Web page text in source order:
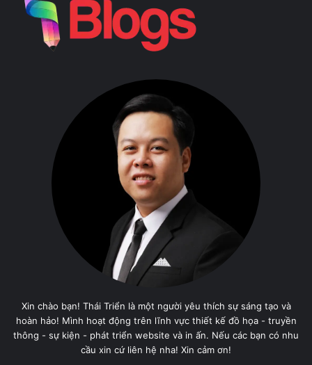
Xin chào bạn! Thái Triển là một người yêu thích sự sáng tạo và
hoàn hảo! Mình hoạt động trên lĩnh vực thiết kế đồ họa - truyền
thông - sự kiện - phát triển website và in ấn. Nếu các bạn có nhu
cầu xin cứ liên hệ nha! Xin cảm ơn!